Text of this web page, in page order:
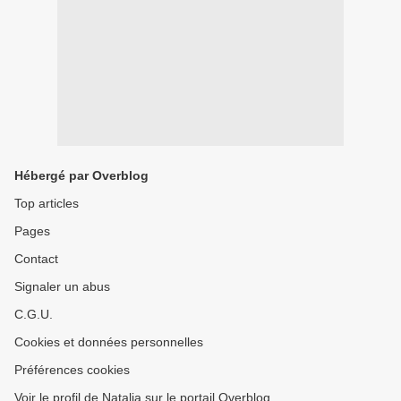
Hébergé par Overblog
Top articles
Pages
Contact
Signaler un abus
C.G.U.
Cookies et données personnelles
Préférences cookies
Voir le profil de Natalia sur le portail Overblog